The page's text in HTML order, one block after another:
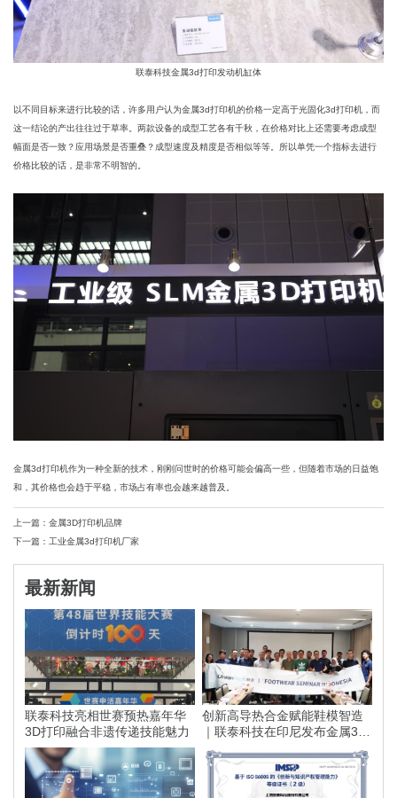
联泰科技金属3d打印发动机缸体
以不同目标来进行比较的话，许多用户认为金属3d打印机的价格一定高于光固化3d打印机，而
这一结论的产出往往过于草率。两款设备的成型工艺各有千秋，在价格对比上还需要考虑成型
幅面是否一致？应用场景是否重叠？成型速度及精度是否相似等等。所以单凭一个指标去进行
价格比较的话，是非常不明智的。
金属3d打印机作为一种全新的技术，刚刚问世时的价格可能会偏高一些，但随着市场的日益饱
和，其价格也会趋于平稳，市场占有率也会越来越普及。
上一篇：金属3D打印机品牌
下一篇：工业金属3d打印机厂家
最新新闻
联泰科技亮相世赛预热嘉年华
3D打印融合非遗传递技能魅力
创新高导热合金赋能鞋模智造
｜联泰科技在印尼发布金属3D
打印落地方案